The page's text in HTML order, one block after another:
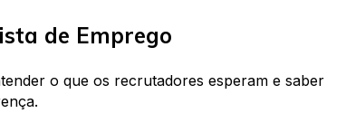
de Emprego
o que os recrutadores esperam e saber